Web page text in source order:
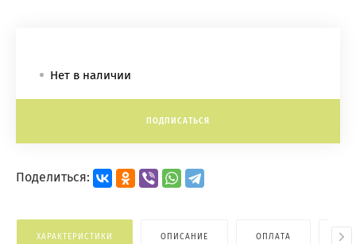
Нет в наличии
ПОДПИСАТЬСЯ
Поделиться:
ХАРАКТЕРИСТИКИ ОПИСАНИЕ ОПЛАТА